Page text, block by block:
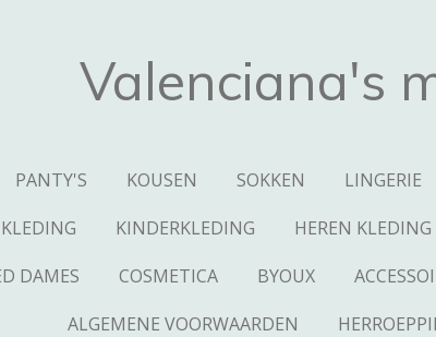
Valenciana's
PANTY'S KOUSEN SOKKEN LINGERIE
KINDERKLEDING HEREN KLEDING
DAMES
COSMETICA BYOUX
ALGEMENE VOORWAARDEN